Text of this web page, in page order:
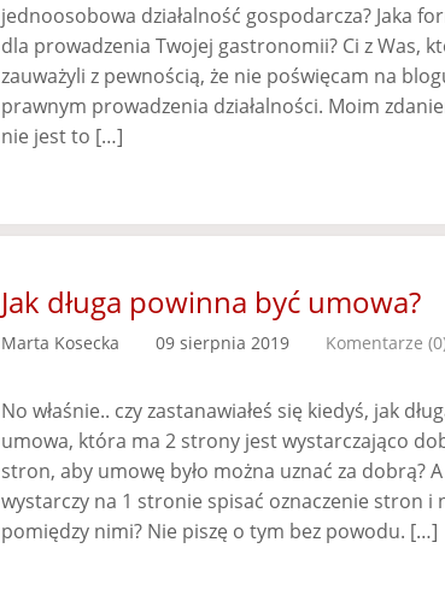
jednoosobowa działalność gospodarcza? Jaka
dla prowadzenia Twojej gastronomii? Ci z Was,
zauważyli z pewnością, że nie poświęcam na
prawnym prowadzenia działalności. Moim
nie jest to […]
Jak długa powinna być umowa?
Marta Kosecka 09 sierpnia 2019 Komentarze
No właśnie.. czy zastanawiałeś się kiedyś, jak
umowa, która ma 2 strony jest wystarczająco
stron, aby umowę było można uznać za dobrą?
wystarczy na 1 stronie spisać oznaczenie stron i
pomiędzy nimi? Nie piszę o tym bez powodu. […]